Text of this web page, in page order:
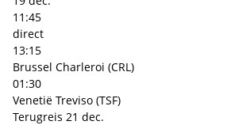
11:45
direct
13:15
Brussel Charleroi (CRL)
01:30
Venetië Treviso (TSF)
Terugreis 21 dec.